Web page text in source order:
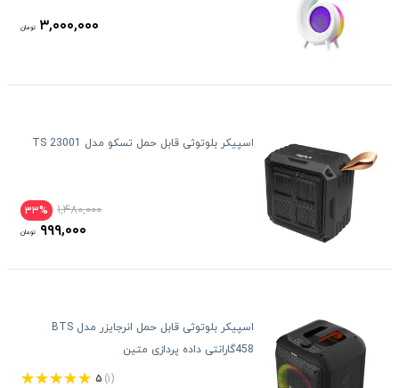
۳,۰۰۰,۰۰۰ تومان
اسپیکر بلوتوثی قابل حمل تسکو مدل TS 23001
۳۳% ۱,۴۸۰,۰۰۰
۹۹۹,۰۰۰ تومان
اسپیکر بلوتوثی قابل حمل انرجایزر مدل BTS
458گارانتی داده پردازی متین
۵ (۱)